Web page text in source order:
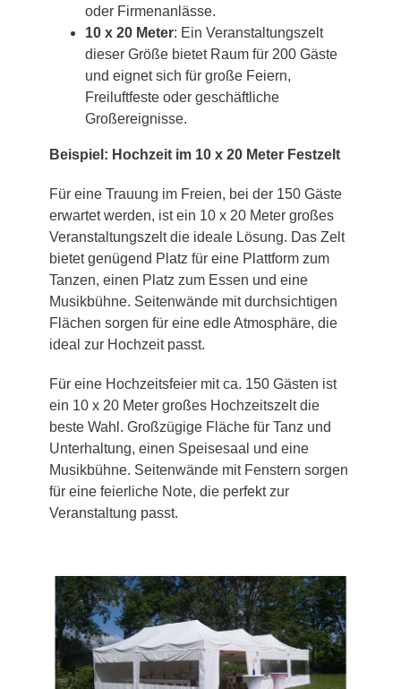
oder Firmenanlässe.
10 x 20 Meter: Ein Veranstaltungszelt
dieser Größe bietet Raum für 200 Gäste
und eignet sich für große Feiern,
Freiluftfeste oder geschäftliche
Großereignisse.
Beispiel: Hochzeit im 10 x 20 Meter Festzelt
Für eine Trauung im Freien, bei der 150 Gäste
erwartet werden, ist ein 10 x 20 Meter großes
Veranstaltungszelt die ideale Lösung. Das Zelt
bietet genügend Platz für eine Plattform zum
Tanzen, einen Platz zum Essen und eine
Musikbühne. Seitenwände mit durchsichtigen
Flächen sorgen für eine edle Atmosphäre, die
ideal zur Hochzeit passt.
Für eine Hochzeitsfeier mit ca. 150 Gästen ist
ein 10 x 20 Meter großes Hochzeitszelt die
beste Wahl. Großzügige Fläche für Tanz und
Unterhaltung, einen Speisesaal und eine
Musikbühne. Seitenwände mit Fenstern sorgen
für eine feierliche Note, die perfekt zur
Veranstaltung passt.